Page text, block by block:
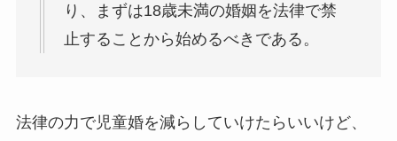
り、まずは18歳未満の婚姻を法律で禁
止することから始めるべきである。
法律の力で児童婚を減らしていけたらいいけど、